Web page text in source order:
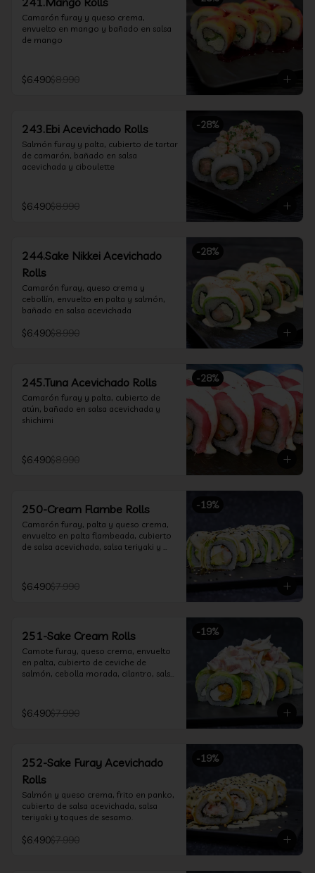
Camarón furay y queso crema,
envuelto en mango y bañado en salsa
de mango
$6.490$8.990
-28%
243.Ebi Acevichado Rolls
Salmón furay y palta, cubierto de tartar
de camarón, bañado en salsa
acevichada y ciboulette
$6.490$8.990
-28%
244.Sake Nikkei Acevichado
Rolls
Camarón furay, queso crema y
cebollín, envuelto en palta y salmón,
bañado en salsa acevichada
$6.490$8.990
-28%
245.Tuna Acevichado Rolls
Camarón furay y palta, cubierto de
atún, bañado en salsa acevichada y
shichimi
$6.490$8.990
-19%
250-Cream Flambe Rolls
Camarón furay, palta y queso crema,
envuelto en palta flambeada, cubierto
de salsa acevichada, salsa teriyaki y
$6.490$7.990
-19%
251-Sake Cream Rolls
Camote furay, queso crema, envuelto
en palta, cubierto de ceviche de
salmón, cebolla morada, cilantro, salsa
$6.490$7.990
-19%
252-Sake Furay Acevichado
Rolls
Salmón y queso crema, frito en panko,
cubierto de salsa acevichada, salsa
teriyaki y toques de sesamo.
$6.490$7.990